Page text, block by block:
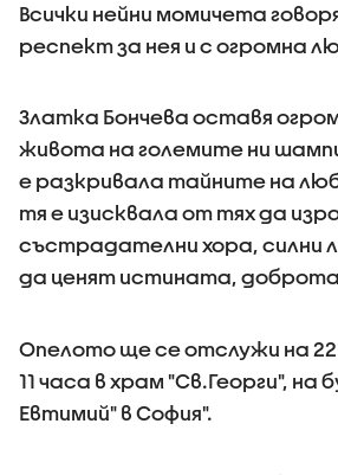
Всички нейни момичета
респект за нея и с огромна
Златка Бончева оставя
живота на големите ни
е разкривала тайните на
тя е изисквала от тях да
състрадателни хора, силни
да ценят истината,
Опелото ще се отслужи на
11 часа в храм "Св.Георги", на
Евтимий" в София".